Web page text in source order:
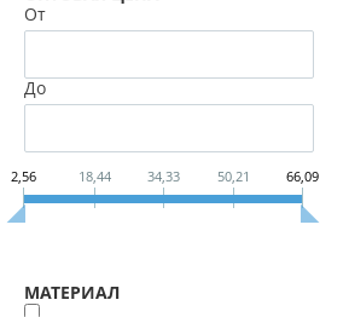
От
До
2,56 18,44 34,33 50,21 66,09
МАТЕРИАЛ